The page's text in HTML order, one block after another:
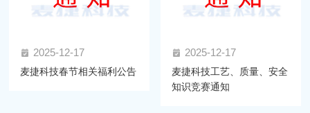
2025-12-17
麦捷科技春节相关福利公告
2025-12-17
麦捷科技工艺、质量、安全
知识竞赛通知